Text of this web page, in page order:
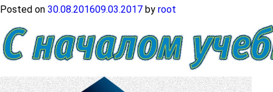
Posted on 30.08.201609.03.2017 by root